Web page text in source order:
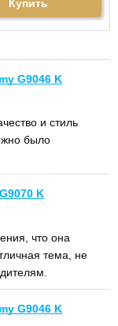
акрил
нет
Купить
G9046 K
и стиль
было
K
что она
тема, не
G9046 K